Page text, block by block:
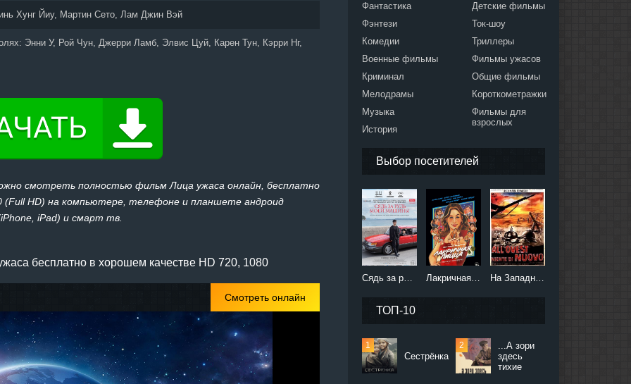
Хунг Йиу, Мартин Сето, Лам Джин Вэй
Энни У, Рой Чун, Джерри Ламб, Элвис Цуй, Карен Тун, Кэрри Нг,
смотреть полностью фильм Лица ужаса онлайн, бесплатно
(Full HD) на компьютере, телефоне и планшете андроид
iPad) и смарт тв.
бесплатно в хорошем качестве HD 720, 1080
Смотреть онлайн
Фантастика
Фэнтези
Комедии
Военные фильмы
Криминал
Мелодрамы
Музыка
История
Детские фильмы
Ток-шоу
Триллеры
Фильмы ужасов
Общие фильмы
Короткометражки
Фильмы для
взрослых
Выбор посетителей
Сядь за руль моей машины (2021) Лакричная пицца (2021) На Западном фронте без перемен (2022)
ТОП-10
Сестрёнка
...А зори
здесь
тихие
Короткометражки